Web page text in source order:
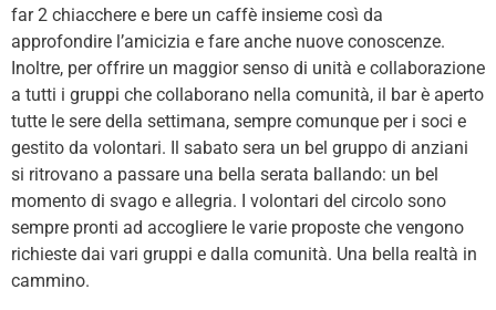
far 2 chiacchere e bere un caffè insieme così da
approfondire l’amicizia e fare anche nuove conoscenze.
Inoltre, per offrire un maggior senso di unità e collaborazione
a tutti i gruppi che collaborano nella comunità, il bar è aperto
tutte le sere della settimana, sempre comunque per i soci e
gestito da volontari. Il sabato sera un bel gruppo di anziani
si ritrovano a passare una bella serata ballando: un bel
momento di svago e allegria. I volontari del circolo sono
sempre pronti ad accogliere le varie proposte che vengono
richieste dai vari gruppi e dalla comunità. Una bella realtà in
cammino.